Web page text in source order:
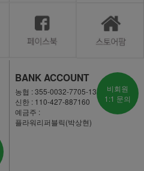
BANK ACCOUNT
농협 : 355-0032-7705-13
신한 : 110-427-887160
예금주 :
플라워리퍼블릭(박상현)
비회원
1:1 문의